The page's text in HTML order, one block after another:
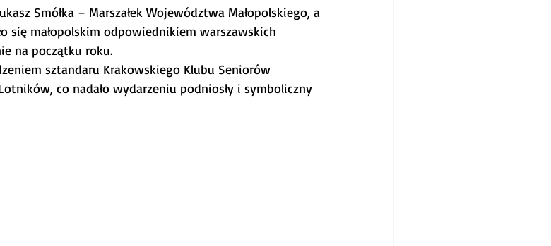
Smółka – Marszałek Województwa Małopolskiego, a
się małopolskim odpowiednikiem warszawskich
na początku roku.
sztandaru Krakowskiego Klubu Seniorów
co nadało wydarzeniu podniosły i symboliczny